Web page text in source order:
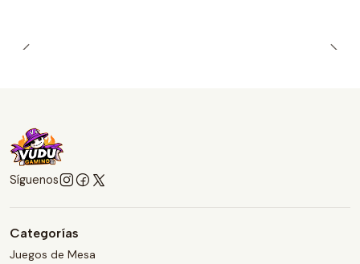
Síguenos
Categorías
Juegos de Mesa